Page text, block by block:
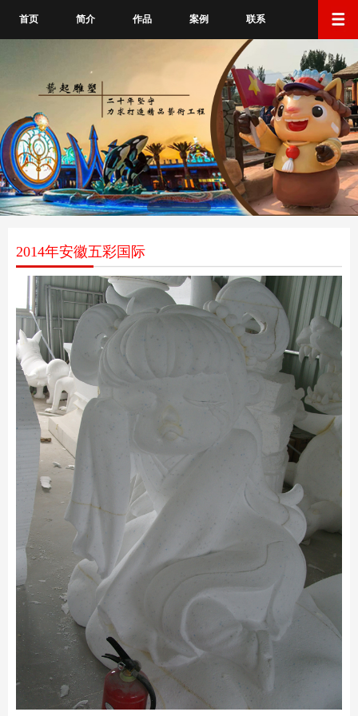
首页 简介 作品 案例 联系
2014年安徽五彩国际